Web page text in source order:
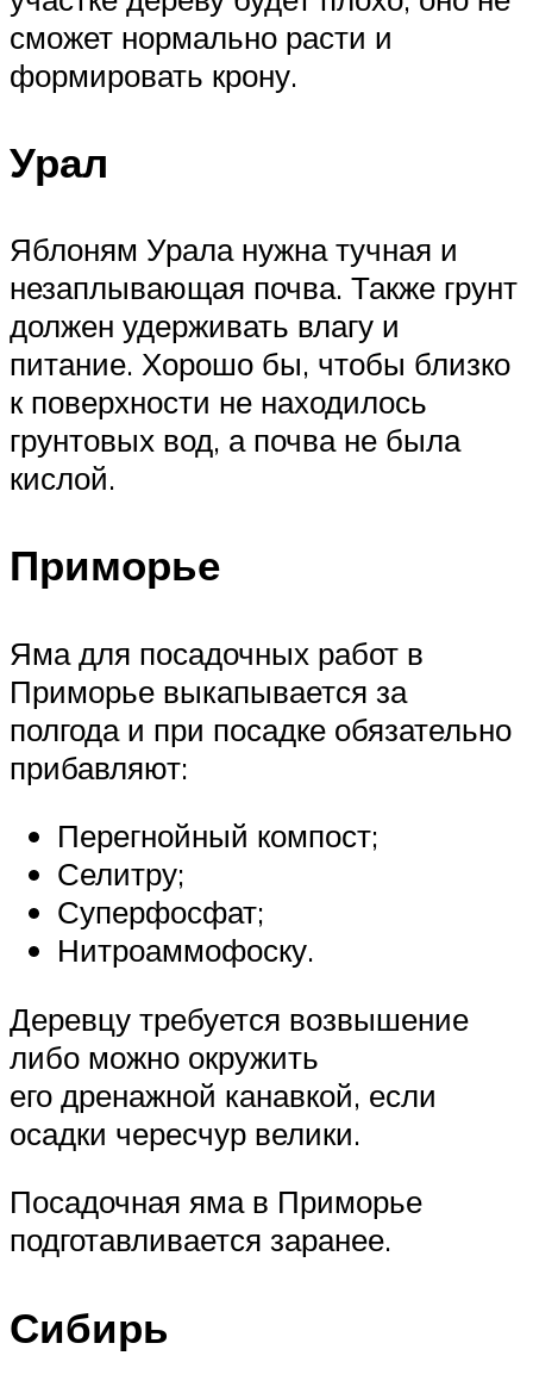
сможет нормально расти и
формировать крону.
Урал
Яблоням Урала нужна тучная и
незаплывающая почва. Также грунт
должен удерживать влагу и
питание. Хорошо бы, чтобы близко
к поверхности не находилось
грунтовых вод, а почва не была
кислой.
Приморье
Яма для посадочных работ в
Приморье выкапывается за
полгода и при посадке обязательно
прибавляют:
Перегнойный компост;
Селитру;
Суперфосфат;
Нитроаммофоску.
Деревцу требуется возвышение
либо можно окружить
его дренажной канавкой, если
осадки чересчур велики.
Посадочная яма в Приморье
подготавливается заранее.
Сибирь